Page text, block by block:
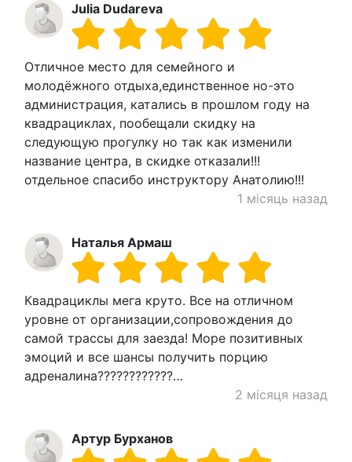
Julia Dudareva
Отличное место для семейного и
молодёжного отдыха,единственное но-это
администрация, катались в прошлом году на
квадрациклах, пообещали скидку на
следующую прогулку но так как изменили
название центра, в скидке отказали!!!
отдельное спасибо инструктору Анатолию!!!
1 місяць назад
Наталья Армаш
Квадрациклы мега круто. Все на отличном
уровне от организации,сопровождения до
самой трассы для заезда! Море позитивных
эмоций и все шансы получить порцию
адреналина????????????…
2 місяця назад
Артур Бурханов